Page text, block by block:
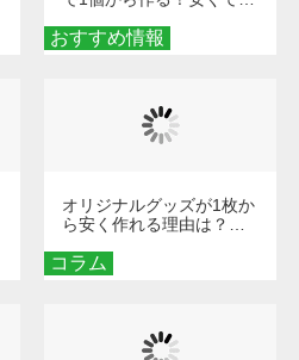
おすすめ情報
秘訣
コラム
オリジナルグッズが1枚か
ら安く作れる理由は？オ
とメリットを解説